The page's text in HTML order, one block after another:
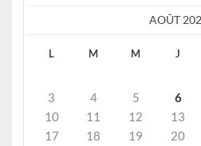
AOÛT
L M M J
3
4 5 6
10
11 12 13
17
18 19 20